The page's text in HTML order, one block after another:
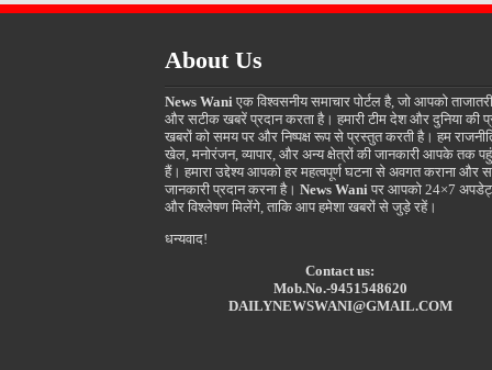
About Us
News Wani एक विश्वसनीय समाचार पोर्टल है, जो आपको
और सटीक खबरें प्रदान करता है। हमारी टीम देश और दुनिया की
खबरों को समय पर और निष्पक्ष रूप से प्रस्तुत करती है। हम
खेल, मनोरंजन, व्यापार, और अन्य क्षेत्रों की जानकारी आपके तक
हैं। हमारा उद्देश्य आपको हर महत्वपूर्ण घटना से अवगत कराना और
जानकारी प्रदान करना है। News Wani पर आपको 24×7
और विश्लेषण मिलेंगे, ताकि आप हमेशा खबरों से जुड़े रहें।
धन्यवाद!
Contact us:
Mob.No.-9451548620
DAILYNEWSWANI@GMAIL.COM